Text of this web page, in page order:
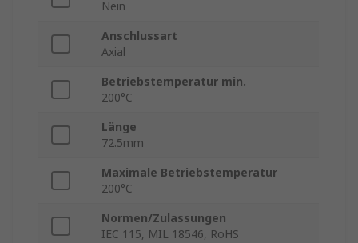
Nein
Anschlussart
Axial
Betriebstemperatur min.
200°C
Länge
72.5mm
Maximale Betriebstemperatur
200°C
Normen/Zulassungen
IEC 115, MIL 18546, RoHS